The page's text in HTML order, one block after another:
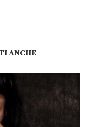
ANCHE